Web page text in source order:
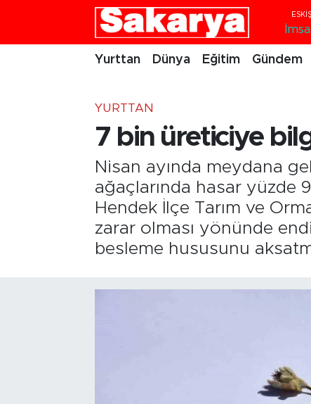
Yurttan Dünya Eğitim Gündem
YURTTAN
7 bin üreticiye
Nisan ayında meydana
ağaçlarında hasar yüzde
Hendek İlçe Tarım ve
zarar olması yönünde
besleme hususunu
Eskişehirspor
Eskişehir Nöbetçi Eczaneler
Eskişehir Namaz Vakitleri
Eskişehir Trafik Yoğunluk Haritası
Süper Lig Puan Durumu ve Fikstür
Tüm Manşetler